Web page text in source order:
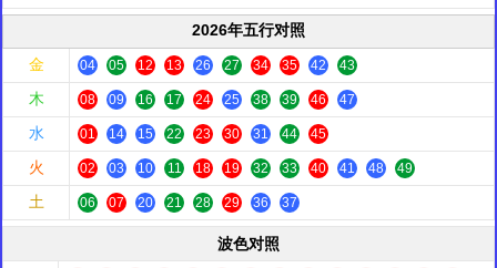
2026年五行对照
金
04 05 12 13 26 27 34 35 42 43
木 08 09 16 17 24 25 38 39 46 47
水 01 14 15 22 23 30 31 44 45
火 02 03 10 11 18 19 32 33 40 41 48 49
土 06 07 20 21 28 29 36 37
波色对照